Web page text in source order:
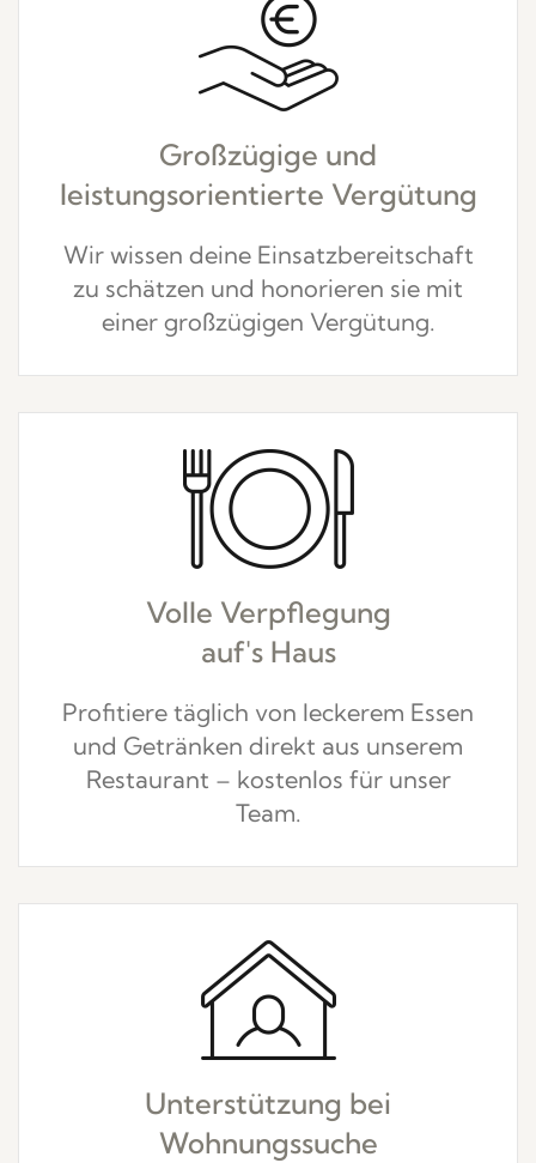
Großzügige und
leistungsorientierte Vergütung
Wir wissen deine Einsatzbereitschaft
zu schätzen und honorieren sie mit
einer großzügigen Vergütung.
Volle Verpflegung
auf's Haus
Profitiere täglich von leckerem Essen
und Getränken direkt aus unserem
Restaurant – kostenlos für unser
Team.
Unterstützung bei
Wohnungssuche